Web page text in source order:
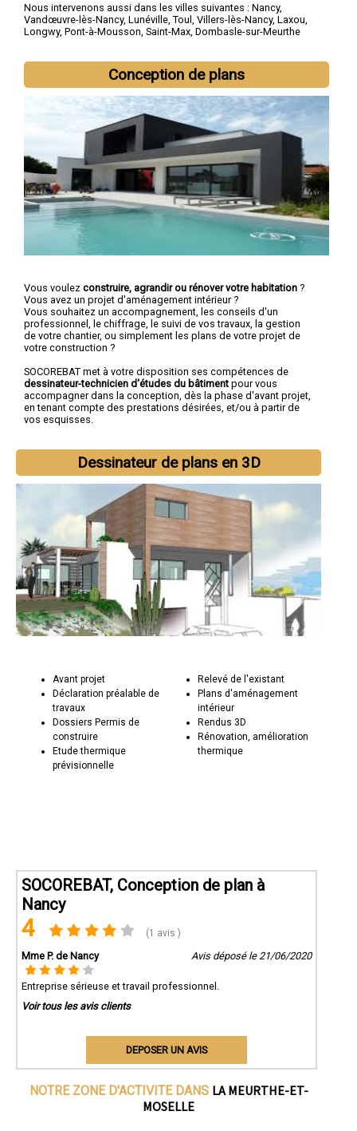
Nous intervenons aussi dans les villes suivantes : Nancy,
Vandœuvre-lès-Nancy, Lunéville Toul Villers-lès-Nancy, Laxou
Longwy, Pont-à-Mousson Saint-Max Dombasle-sur-Meurthe
Conception de plans
Vous voulez construire, agrandir ou rénover votre habitation ?
Vous avez un projet d'aménagement intérieur ?
Vous souhaitez un accompagnement, les conseils d'un
professionnel, le chiffrage, le suivi de vos travaux, la gestion
de votre chantier, ou simplement les plans de votre projet de
votre construction ?
SOCOREBAT met à votre disposition ses compétences de
dessinateur-technicien d'études du bâtiment pour vous
accompagner dans la conception, dès la phase d'avant projet,
en tenant compte des prestations désirées, et/ou à partir de
vos esquisses.
Dessinateur de plans en 3D
Avant projet
Déclaration préalable de
travaux
Dossiers Permis de
construire
Etude thermique
prévisionnelle
Relevé de l'existant
Plans d'aménagement
intérieur
Rendus 3D
Rénovation, amélioration
thermique
SOCOREBAT, Conception de plan à
Nancy
4 (1 avis )
Mme P. de Nancy Avis déposé le 21/06/2020
Entreprise sérieuse et travail professionnel.
Voir tous les avis clients
DEPOSER UN AVIS
NOTRE ZONE D'ACTIVITE DANS LA MEURTHE-ET-
MOSELLE